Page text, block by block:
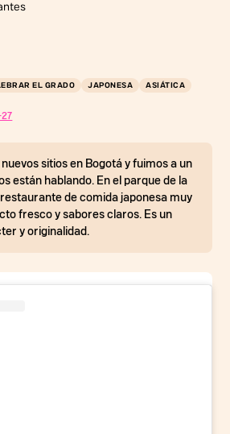
EL GRADO JAPONESA ASIÁTICA
27
sitios en Bogotá y fuimos a un
están hablando. En el parque de la
de comida japonesa muy
fresco y sabores claros. Es un
y originalidad.